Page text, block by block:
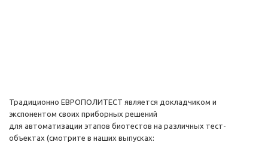
Традиционно ЕВРОПОЛИТЕСТ является докладчиком и
экспонентом своих приборных решений
для автоматизации этапов биотестов на различных тест-
объектах (смотрите в наших выпусках: